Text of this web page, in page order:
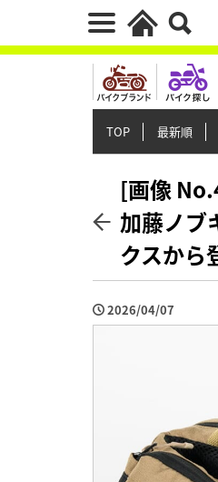
TOP 最新順
[画像
加藤ノブ
クスから
2026/04/07